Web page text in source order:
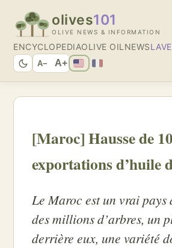
olives101
OLIVE NEWS & INFORMATION
ENCYCLOPEDIAOLIVE OIL NEWS
A− A+
[Maroc] Hausse de
exportations d’huile
Le Maroc est un vrai pays
des millions d’arbres, un
derrière eux, une variété